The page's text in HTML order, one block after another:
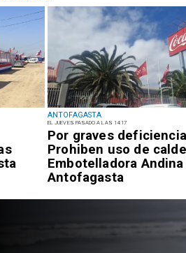
ANTOFAGASTA
EL JUEVES PASADO A LAS 14:17
Por graves
Prohiben uso de
Embotelladora Andina
Antofagasta